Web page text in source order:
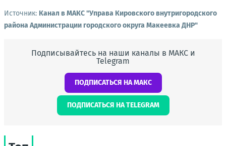
Источник: Канал в МАКС "Управа Кировского внутригородского
района Администрации городского округа Макеевка ДНР"
Подписывайтесь на наши каналы в МАКС и
Telegram
ПОДПИСАТЬСЯ НА МАКС
ПОДПИСАТЬСЯ НА TELEGRAM